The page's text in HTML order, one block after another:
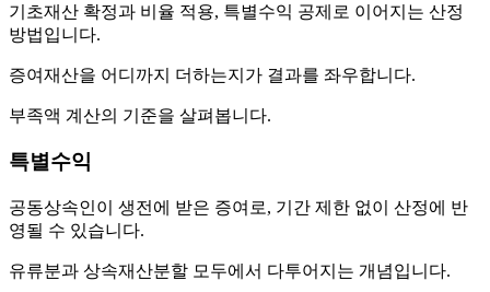
기초재산 확정과 비율 적용, 특별수익 공제로 이어지는 산정
방법입니다.
증여재산을 어디까지 더하는지가 결과를 좌우합니다.
부족액 계산의 기준을 살펴봅니다.
특별수익
공동상속인이 생전에 받은 증여로, 기간 제한 없이 산정에 반
영될 수 있습니다.
유류분과 상속재산분할 모두에서 다투어지는 개념입니다.